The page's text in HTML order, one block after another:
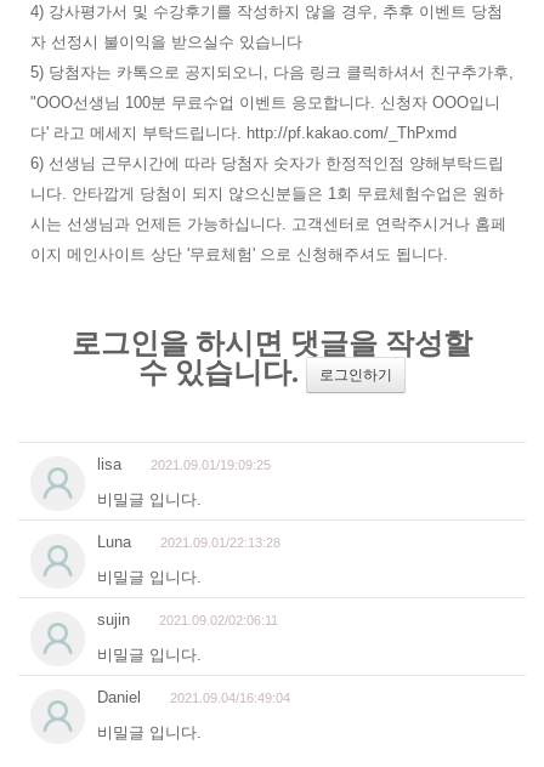
4) 강사평가서 및 수강후기를 작성하지 않을 경우, 추후 이벤트 당첨
자 선정시 불이익을 받으실수 있습니다
5) 당첨자는 카톡으로 공지되오니, 다음 링크 클릭하셔서 친구추가후,
"OOO선생님 100분 무료수업 이벤트 응모합니다. 신청자 OOO입니
다' 라고 메세지 부탁드립니다. http://pf.kakao.com/_ThPxmd
6) 선생님 근무시간에 따라 당첨자 숫자가 한정적인점 양해부탁드립
니다. 안타깝게 당첨이 되지 않으신분들은 1회 무료체험수업은 원하
시는 선생님과 언제든 가능하십니다. 고객센터로 연락주시거나 홈페
이지 메인사이트 상단 '무료체험' 으로 신청해주셔도 됩니다.